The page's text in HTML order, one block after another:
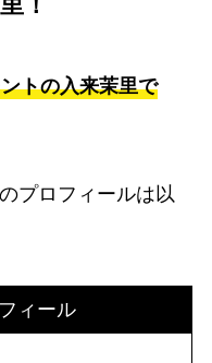
トの入来茉里で
プロフィールは以
ィール